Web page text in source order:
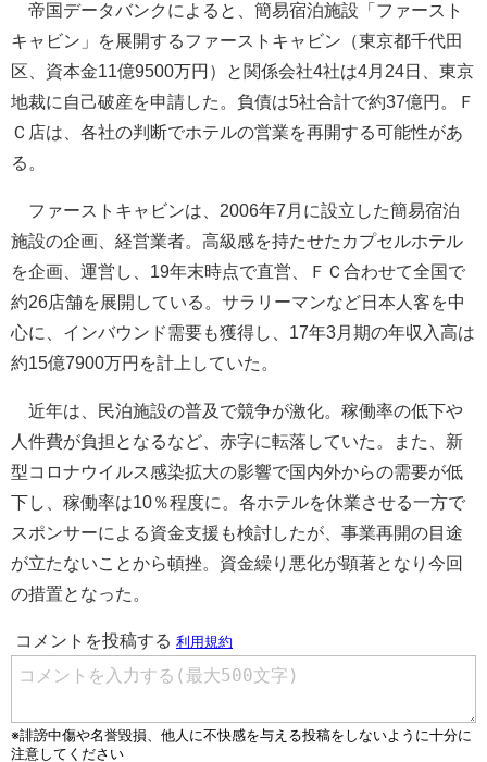
帝国データバンクによると、簡易宿泊施設「ファースト
キャビン」を展開するファーストキャビン（東京都千代田
区、資本金11億9500万円）と関係会社4社は4月24日、東京
地裁に自己破産を申請した。負債は5社合計で約37億円。Ｆ
Ｃ店は、各社の判断でホテルの営業を再開する可能性があ
る。
ファーストキャビンは、2006年7月に設立した簡易宿泊
施設の企画、経営業者。高級感を持たせたカプセルホテル
を企画、運営し、19年末時点で直営、ＦＣ合わせて全国で
約26店舗を展開している。サラリーマンなど日本人客を中
心に、インバウンド需要も獲得し、17年3月期の年収入高は
約15億7900万円を計上していた。
近年は、民泊施設の普及で競争が激化。稼働率の低下や
人件費が負担となるなど、赤字に転落していた。また、新
型コロナウイルス感染拡大の影響で国内外からの需要が低
下し、稼働率は10％程度に。各ホテルを休業させる一方で
スポンサーによる資金支援も検討したが、事業再開の目途
が立たないことから頓挫。資金繰り悪化が顕著となり今回
の措置となった。